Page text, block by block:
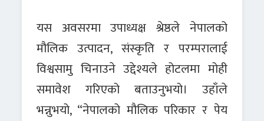
यस अवसरमा उपाध्यक्ष श्रेष्ठले नेपालको
मौलिक उत्पादन, संस्कृति र परम्परालाई
विश्वसामु चिनाउने उद्देश्यले होटलमा मोही
समावेश गरिएको बताउनुभयो। उहाँले
भन्नुभयो, “नेपालको मौलिक परिकार र पेय